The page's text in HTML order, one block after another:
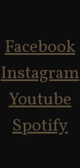
Facebook
​​​​​​​Instagram
Youtube
Spotify